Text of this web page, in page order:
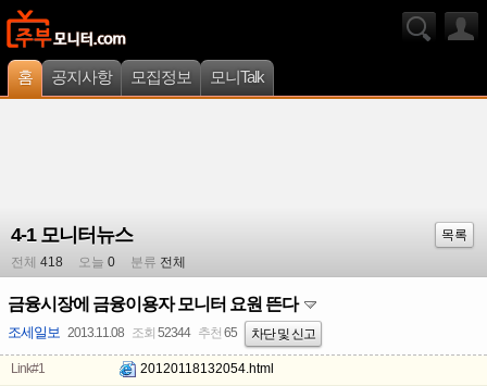
홈 공지사항 모집정보 모니Talk
4-1 모니터뉴스
목록
전체 418 오늘 0 분류 전체
금융시장에 금융이용자 모니터 요원 뜬다
조세일보 2013.11.08 조회 52344 추천 65 차단 및 신고
Link#1 20120118132054.html